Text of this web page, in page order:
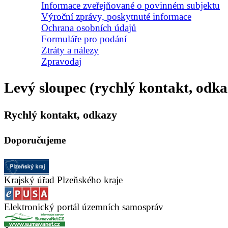
Informace zveřejňované o povinném subjektu
Výroční zprávy, poskytnuté informace
Ochrana osobních údajů
Formuláře pro podání
Ztráty a nálezy
Zpravodaj
Levý sloupec (rychlý kontakt,
Rychlý kontakt, odkazy
Doporučujeme
Krajský úřad Plzeňského kraje
Elektronický portál územních samospráv